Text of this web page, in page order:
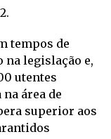
tempos de
na legislação e,
utentes
área de
superior aos